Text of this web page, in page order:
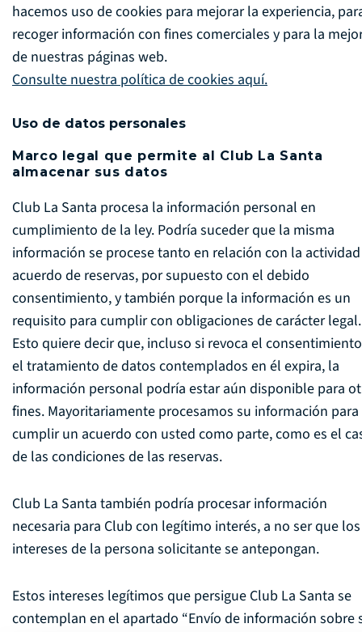
hacemos uso de cookies para mejorar la experiencia,
recoger información con fines comerciales y para la
de nuestras páginas web.
Consulte nuestra política de cookies aquí.
Uso de datos personales
Marco legal que permite al Club La Santa
almacenar sus datos
Club La Santa procesa la información personal en
cumplimiento de la ley. Podría suceder que la misma
información se procese tanto en relación con la
acuerdo de reservas, por supuesto con el debido
consentimiento, y también porque la información es un
requisito para cumplir con obligaciones de carácter legal.
Esto quiere decir que, incluso si revoca el
el tratamiento de datos contemplados en él expira, la
información personal podría estar aún disponible para
fines. Mayoritariamente procesamos su información para
cumplir un acuerdo con usted como parte, como es el
de las condiciones de las reservas.
Club La Santa también podría procesar información
necesaria para Club con legítimo interés, a no ser que los
intereses de la persona solicitante se antepongan.
Estos intereses legítimos que persigue Club La Santa se
contemplan en el apartado “Envío de información sobre